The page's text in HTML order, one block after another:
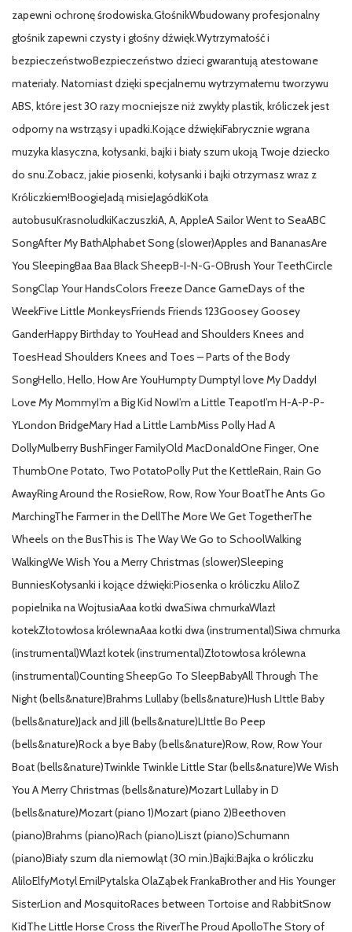
zapewni ochronę środowiska.GłośnikWbudowany profesjonalny
głośnik zapewni czysty i głośny dźwięk.Wytrzymałość i
bezpieczeństwoBezpieczeństwo dzieci gwarantują atestowane
materiały. Natomiast dzięki specjalnemu wytrzymałemu tworzywu
ABS, które jest 30 razy mocniejsze niż zwykły plastik, króliczek jest
odporny na wstrząsy i upadki.Kojące dźwiękiFabrycznie wgrana
muzyka klasyczna, kołysanki, bajki i biały szum ukoją Twoje dziecko
do snu.Zobacz, jakie piosenki, kołysanki i bajki otrzymasz wraz z
Króliczkiem!BoogieJadą misieJagódkiKoła
autobusuKrasnoludkiKaczuszkiA, A, AppleA Sailor Went to SeaABC
SongAfter My BathAlphabet Song (slower)Apples and BananasAre
You SleepingBaa Baa Black SheepB-I-N-G-OBrush Your TeethCircle
SongClap Your HandsColors Freeze Dance GameDays of the
WeekFive Little MonkeysFriends Friends 123Goosey Goosey
GanderHappy Birthday to YouHead and Shoulders Knees and
ToesHead Shoulders Knees and Toes – Parts of the Body
SongHello, Hello, How Are YouHumpty DumptyI love My DaddyI
Love My MommyI’m a Big Kid NowI’m a Little TeapotI’m H-A-P-P-
YLondon BridgeMary Had a Little LambMiss Polly Had A
DollyMulberry BushFinger FamilyOld MacDonaldOne Finger, One
ThumbOne Potato, Two PotatoPolly Put the KettleRain, Rain Go
AwayRing Around the RosieRow, Row, Row Your BoatThe Ants Go
MarchingThe Farmer in the DellThe More We Get TogetherThe
Wheels on the BusThis is The Way We Go to SchoolWalking
WalkingWe Wish You a Merry Christmas (slower)Sleeping
BunniesKołysanki i kojące dźwięki:Piosenka o króliczku AliloZ
popielnika na WojtusiaAaa kotki dwaSiwa chmurkaWlazł
kotekZłotowłosa królewnaAaa kotki dwa (instrumental)Siwa chmurka
(instrumental)Wlazł kotek (instrumental)Złotowłosa królewna
(instrumental)Counting SheepGo To SleepBabyAll Through The
Night (bells&nature)Brahms Lullaby (bells&nature)Hush LIttle Baby
(bells&nature)Jack and Jill (bells&nature)LIttle Bo Peep
(bells&nature)Rock a bye Baby (bells&nature)Row, Row, Row Your
Boat (bells&nature)Twinkle Twinkle Little Star (bells&nature)We Wish
You A Merry Christmas (bells&nature)Mozart Lullaby in D
(bells&nature)Mozart (piano 1)Mozart (piano 2)Beethoven
(piano)Brahms (piano)Rach (piano)Liszt (piano)Schumann
(piano)Biały szum dla niemowląt (30 min.)Bajki:Bajka o króliczku
AliloElfyMotyl EmilPytalska OlaZąbek FrankaBrother and His Younger
SisterLion and MosquitoRaces between Tortoise and RabbitSnow
KidThe Little Horse Cross the RiverThe Proud ApolloThe Story of